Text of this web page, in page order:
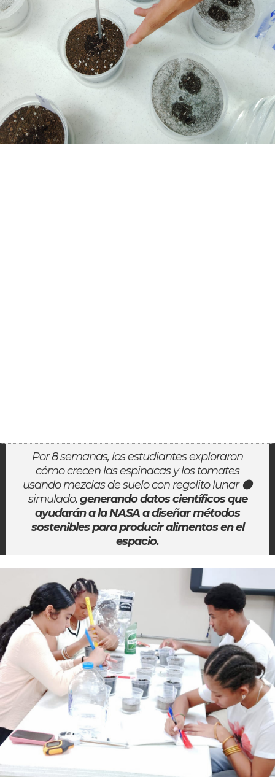
Por 8 semanas, los estudiantes exploraron
cómo crecen las espinacas y los tomates
usando mezclas de suelo con regolito lunar 🌑
simulado, generando datos científicos que
ayudarán a la NASA a diseñar métodos
sostenibles para producir alimentos en el
espacio.